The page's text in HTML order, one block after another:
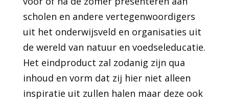
scholen en andere vertegenwoordigers
uit het onderwijsveld en organisaties uit
de wereld van natuur en voedseleducatie.
Het eindproduct zal zodanig zijn qua
inhoud en vorm dat zij hier niet alleen
inspiratie uit zullen halen maar deze ook